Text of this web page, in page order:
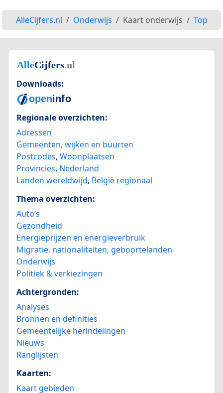
AlleCijfers.nl Onderwijs Kaart onderwijs Top
Downloads:
Regionale overzichten:
Adressen
Gemeenten, wijken en buurten
Postcodes, Woonplaatsen
Provincies, Nederland
Landen wereldwijd, België regionaal
Thema overzichten:
Auto’s
Gezondheid
Energieprijzen en energieverbruik
Migratie, nationaliteiten, geboortelanden
Onderwijs
Politiek & verkiezingen
Achtergronden:
Analyses
Bronnen en definities
Gemeentelijke herindelingen
Nieuws
Ranglijsten
Kaarten:
Kaart gebieden